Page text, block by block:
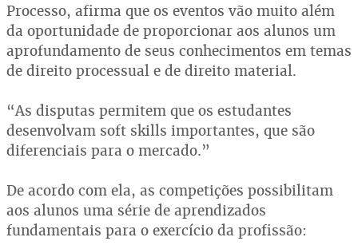
Processo, afirma que os eventos vão muito além
da oportunidade de proporcionar aos alunos um
aprofundamento de seus conhecimentos em temas
de direito processual e de direito material.
“As disputas permitem que os estudantes
desenvolvam soft skills importantes, que são
diferenciais para o mercado.”
De acordo com ela, as competições possibilitam
aos alunos uma série de aprendizados
fundamentais para o exercício da profissão: